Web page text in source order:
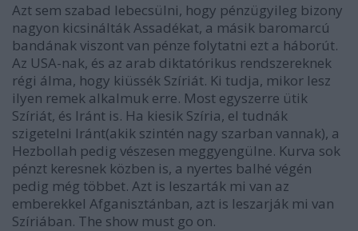
Azt sem szabad lebecsülni, hogy pénzügyileg bizony
nagyon kicsinálták Assadékat, a másik baromarcú
bandának viszont van pénze folytatni ezt a háborút.
Az USA-nak, és az arab diktatórikus rendszereknek
régi álma, hogy kiüssék Szíriát. Ki tudja, mikor lesz
ilyen remek alkalmuk erre. Most egyszerre ütik
Szíriát, és Iránt is. Ha kiesik Szíria, el tudnák
szigetelni Iránt(akik szintén nagy szarban vannak), a
Hezbollah pedig vészesen meggyengülne. Kurva sok
pénzt keresnek közben is, a nyertes balhé végén
pedig még többet. Azt is leszarták mi van az
emberekkel Afganisztánban, azt is leszarják mi van
Szíriában. The show must go on.